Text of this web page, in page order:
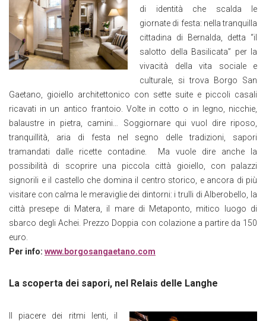
di identità che scalda le
giornate di festa: nella tranquilla
cittadina di Bernalda, detta “il
salotto della Basilicata” per la
vivacità della vita sociale e
culturale, si trova Borgo San
Gaetano, gioiello architettonico con sette suite e piccoli casali
ricavati in un antico frantoio. Volte in cotto o in legno, nicchie,
balaustre in pietra, camini… Soggiornare qui vuol dire riposo,
tranquillità, aria di festa nel segno delle tradizioni, sapori
tramandati dalle ricette contadine. Ma vuole dire anche la
possibilità di scoprire una piccola città gioiello, con palazzi
signorili e il castello che domina il centro storico, e ancora di più
visitare con calma le meraviglie dei dintorni: i trulli di Alberobello, la
città presepe di Matera, il mare di Metaponto, mitico luogo di
sbarco degli Achei. Prezzo Doppia con colazione a partire da 150
euro.
Per info: www.borgosangaetano.com
La scoperta dei sapori, nel Relais delle Langhe
Il piacere dei ritmi lenti, il